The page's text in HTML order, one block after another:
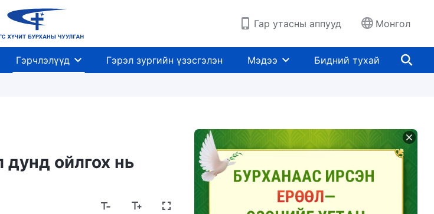
Гар утасны аппууд Монгол
Гэрчлэлүүд Гэрэл зургийн үзэсгэлэн Мэдээ Бидний тухай
дунд ойлгох нь